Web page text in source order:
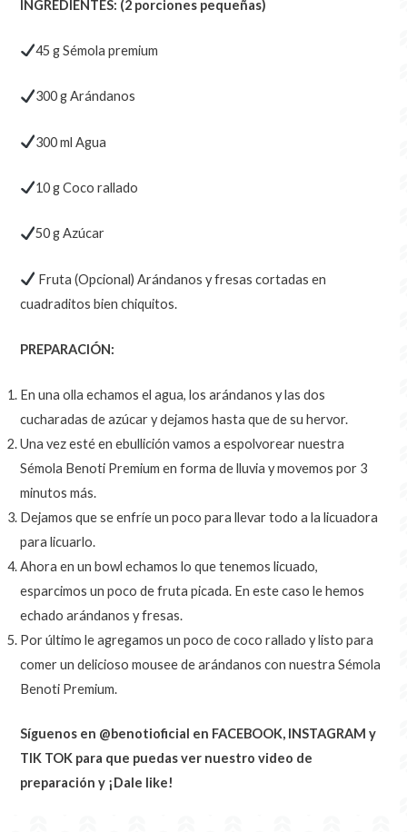
INGREDIENTES: (2 porciones pequeñas)
45 g Sémola premium
300 g Arándanos
300 ml Agua
10 g Coco rallado
50 g Azúcar
Fruta (Opcional) Arándanos y fresas cortadas en
cuadraditos bien chiquitos.
PREPARACIÓN:
En una olla echamos el agua, los arándanos y las dos
cucharadas de azúcar y dejamos hasta que de su hervor.
Una vez esté en ebullición vamos a espolvorear nuestra
Sémola Benoti Premium en forma de lluvia y movemos por 3
minutos más.
Dejamos que se enfríe un poco para llevar todo a la licuadora
para licuarlo.
Ahora en un bowl echamos lo que tenemos licuado,
esparcimos un poco de fruta picada. En este caso le hemos
echado arándanos y fresas.
Por último le agregamos un poco de coco rallado y listo para
comer un delicioso mousee de arándanos con nuestra Sémola
Benoti Premium.
Síguenos en @benotioficial en FACEBOOK, INSTAGRAM y
TIK TOK para que puedas ver nuestro video de
preparación y ¡Dale like!